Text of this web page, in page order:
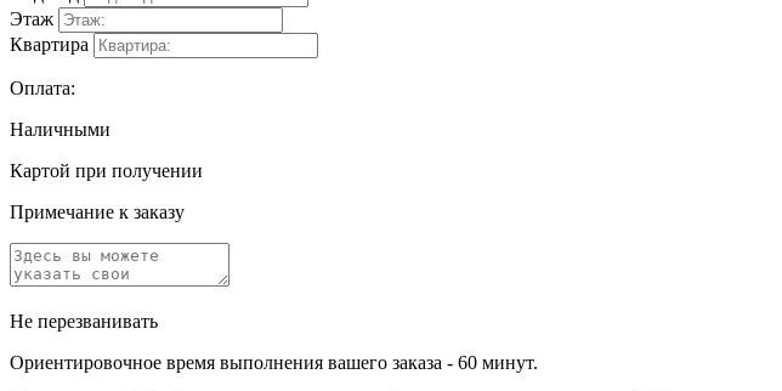
Этаж
Квартира
Оплата:
Наличными
Картой при получении
Примечание к заказу
Не перезванивать
Ориентировочное время выполнения вашего заказа - 60 минут.